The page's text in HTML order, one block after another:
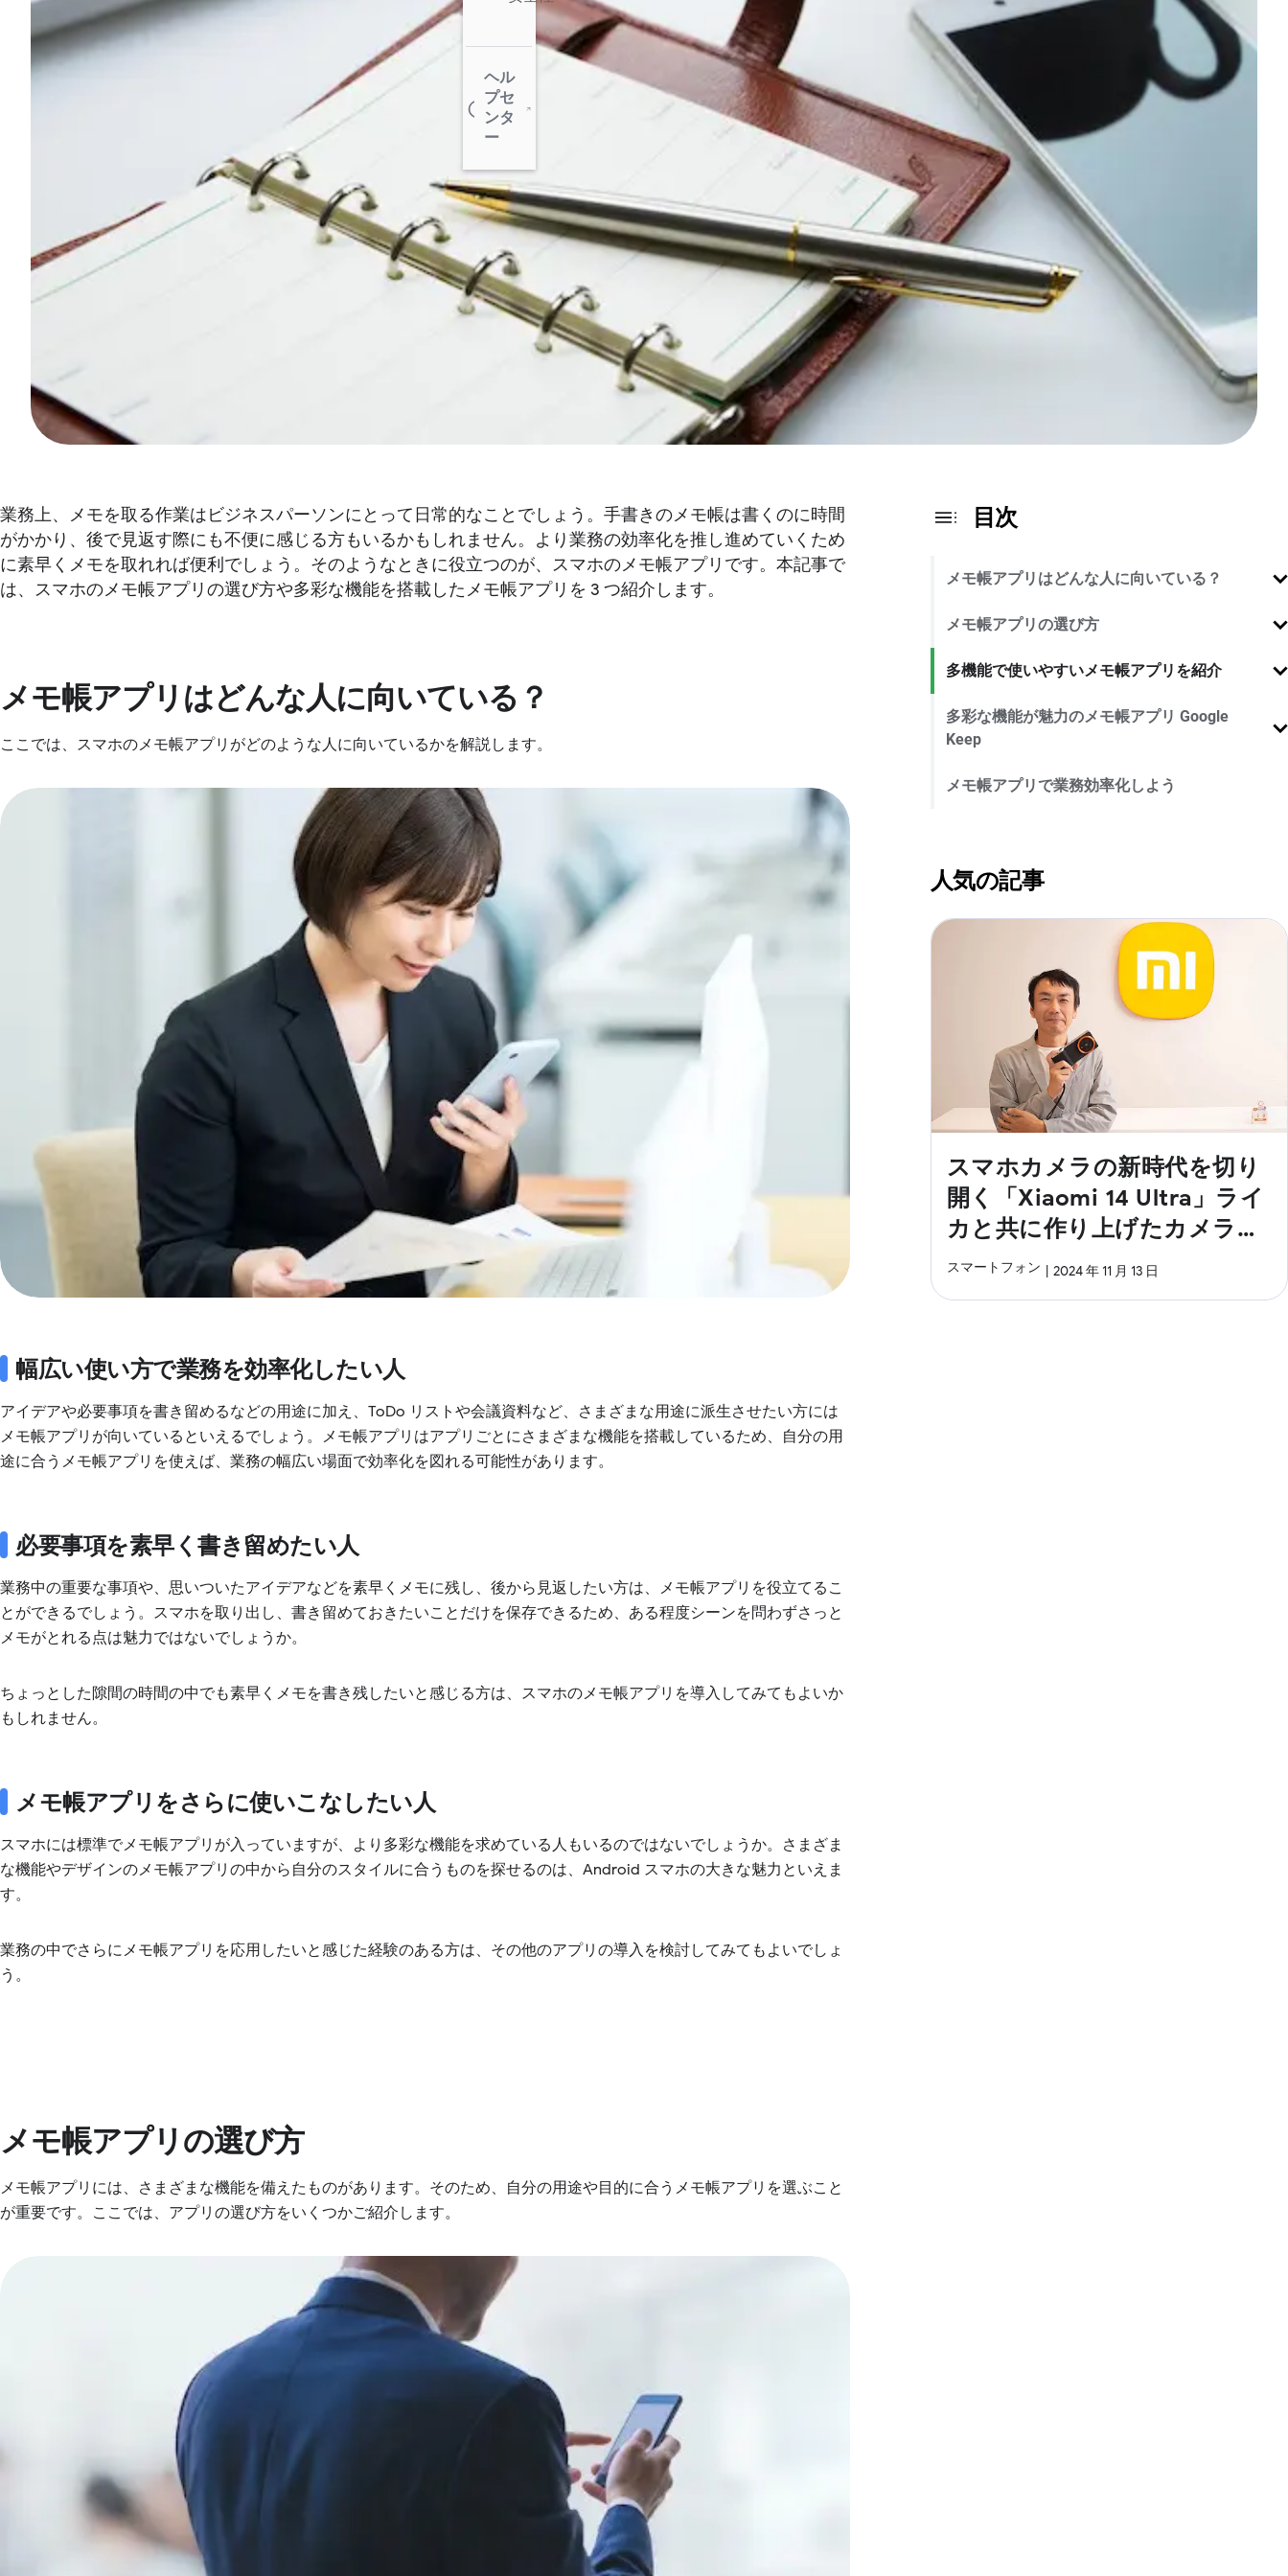
ヘル
プセ
ンタ
ー
業務上、メモを取る作業はビジネスパーソンにとって日常的なことでしょう。手書きのメモ帳は書くのに時間
がかかり、後で見返す際にも不便に感じる方もいるかもしれません。より業務の効率化を推し進めていくため
に素早くメモを取れれば便利でしょう。そのようなときに役立つのが、スマホのメモ帳アプリです。本記事で
は、スマホのメモ帳アプリの選び方や多彩な機能を搭載したメモ帳アプリを 3 つ紹介します。
メモ帳アプリはどんな人に向いている？
ここでは、スマホのメモ帳アプリがどのような人に向いているかを解説します。
幅広い使い方で業務を効率化したい人
アイデアや必要事項を書き留めるなどの用途に加え、ToDo リストや会議資料など、さまざまな用途に派生させたい方には
メモ帳アプリが向いているといえるでしょう。メモ帳アプリはアプリごとにさまざまな機能を搭載しているため、自分の用
途に合うメモ帳アプリを使えば、業務の幅広い場面で効率化を図れる可能性があります。
必要事項を素早く書き留めたい人
業務中の重要な事項や、思いついたアイデアなどを素早くメモに残し、後から見返したい方は、メモ帳アプリを役立てるこ
とができるでしょう。スマホを取り出し、書き留めておきたいことだけを保存できるため、ある程度シーンを問わずさっと
メモがとれる点は魅力ではないでしょうか。
ちょっとした隙間の時間の中でも素早くメモを書き残したいと感じる方は、スマホのメモ帳アプリを導入してみてもよいか
もしれません。
メモ帳アプリをさらに使いこなしたい人
スマホには標準でメモ帳アプリが入っていますが、より多彩な機能を求めている人もいるのではないでしょうか。さまざま
な機能やデザインのメモ帳アプリの中から自分のスタイルに合うものを探せるのは、Android スマホの大きな魅力といえま
す。
業務の中でさらにメモ帳アプリを応用したいと感じた経験のある方は、その他のアプリの導入を検討してみてもよいでしょ
う。
メモ帳アプリの選び方
メモ帳アプリには、さまざまな機能を備えたものがあります。そのため、自分の用途や目的に合うメモ帳アプリを選ぶこと
が重要です。ここでは、アプリの選び方をいくつかご紹介します。
目次
メモ帳アプリはどんな人に向いている？
メモ帳アプリの選び方
多機能で使いやすいメモ帳アプリを紹介
多彩な機能が魅力のメモ帳アプリ Google
Keep
メモ帳アプリで業務効率化しよう
人気の記事
スマホカメラの新時代を切り
開く「Xiaomi 14 Ultra」ライ
カと共に作り上げたカメラ性
能に迫る
スマートフォン 2024 年 11 月 13 日